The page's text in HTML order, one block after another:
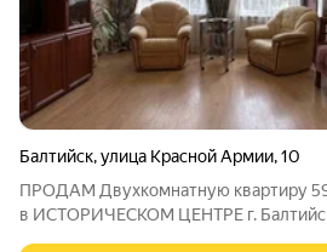
Балтийск,улица Красной Армии,10
ПРОДАМ Двухкомнатную квартиру
в ИСТОРИЧЕСКОМ ЦЕНТРЕ г.